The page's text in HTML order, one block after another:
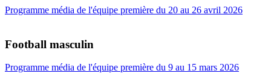
Programme média de l'équipe première du 20 au 26 avril 2026
Football masculin
Programme média de l'équipe première du 9 au 15 mars 2026